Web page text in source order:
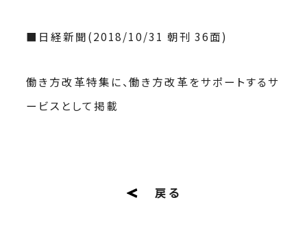
■日経新聞(2018/10/31 朝刊 36面)
働き方改革特集に、働き方改革をサポートするサ
ービスとして掲載
戻る